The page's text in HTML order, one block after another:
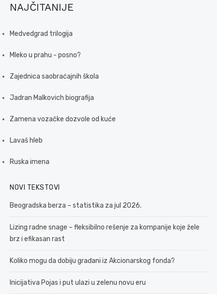
NAJČITANIJE
Medvedgrad trilogija
Mleko u prahu - posno?
Zajednica saobraćajnih škola
Jadran Malkovich biografija
Zamena vozačke dozvole od kuće
Lavaš hleb
Ruska imena
NOVI TEKSTOVI
Beogradska berza – statistika za jul 2026.
Lizing radne snage – fleksibilno rešenje za kompanije koje žele
brz i efikasan rast
Koliko mogu da dobiju građani iz Akcionarskog fonda?
Inicijativa Pojas i put ulazi u zelenu novu eru